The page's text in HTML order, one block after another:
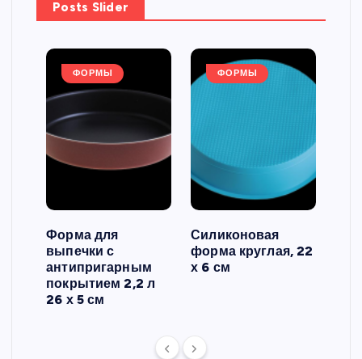
Posts Slider
ФОРМЫ
Форма для
выпечки с
антипригарным
покрытием 2,2 л
26 х 5 см
ФОРМЫ
Силиконовая
форма круглая, 22
х 6 см